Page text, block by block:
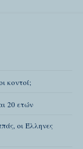
κοντοί;
20 ετών
οι Έλληνες